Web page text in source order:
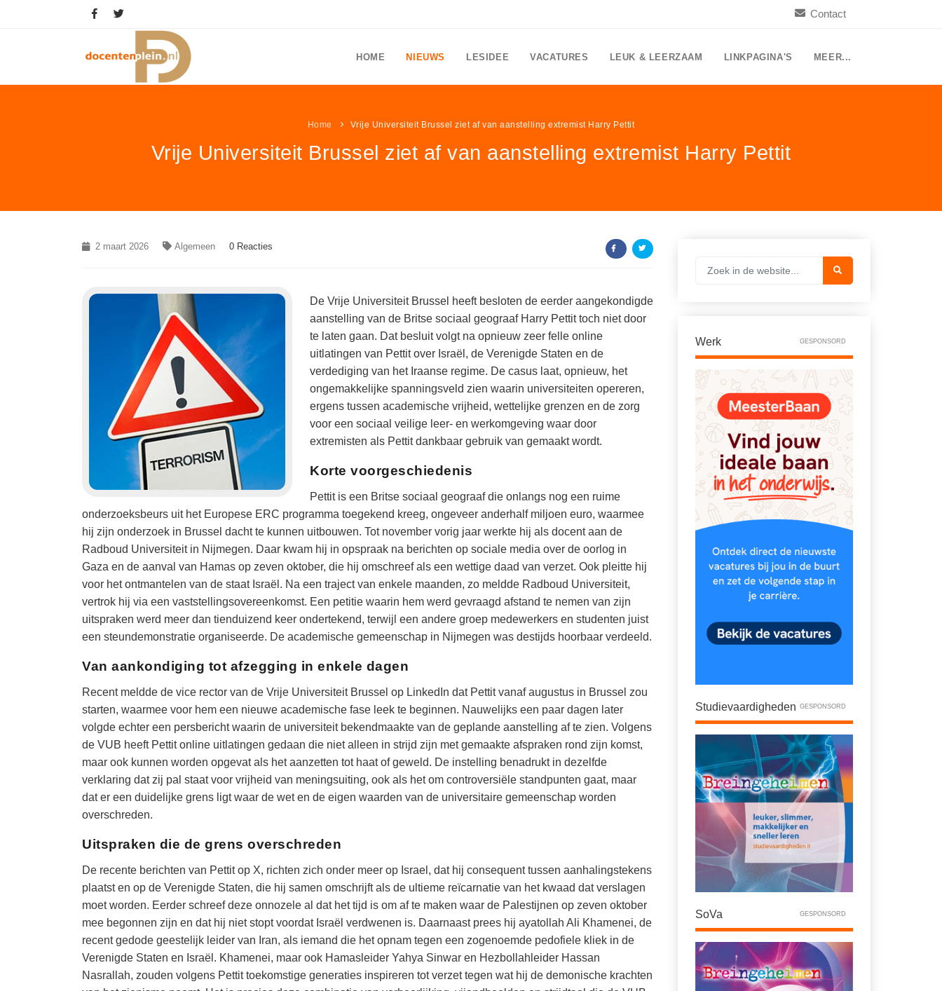
Contact
HOME NIEUWS LESIDEE VACATURES LEUK & LEERZAAM LINKPAGINA'S MEER...
Home Vrije Universiteit Brussel ziet af van aanstelling extremist Harry Pettit
Vrije Universiteit Brussel ziet af van aanstelling extremist Harry Pettit
2 maart 2026 Algemeen 0 Reacties
De Vrije Universiteit Brussel heeft besloten de eerder aangekondigde
aanstelling van de Britse sociaal geograaf Harry Pettit toch niet door
te laten gaan. Dat besluit volgt na opnieuw zeer felle online
uitlatingen van Pettit over Israël, de Verenigde Staten en de
verdediging van het Iraanse regime. De casus laat, opnieuw, het
ongemakkelijke spanningsveld zien waarin universiteiten opereren,
ergens tussen academische vrijheid, wettelijke grenzen en de zorg
voor een sociaal veilige leer- en werkomgeving waar door
extremisten als Pettit dankbaar gebruik van gemaakt wordt.
Korte voorgeschiedenis
Pettit is een Britse sociaal geograaf die onlangs nog een ruime
onderzoeksbeurs uit het Europese ERC programma toegekend kreeg, ongeveer anderhalf miljoen euro, waarmee
hij zijn onderzoek in Brussel dacht te kunnen uitbouwen. Tot november vorig jaar werkte hij als docent aan de
Radboud Universiteit in Nijmegen. Daar kwam hij in opspraak na berichten op sociale media over de oorlog in
Gaza en de aanval van Hamas op zeven oktober, die hij omschreef als een wettige daad van verzet. Ook pleitte hij
voor het ontmantelen van de staat Israël. Na een traject van enkele maanden, zo meldde Radboud Universiteit,
vertrok hij via een vaststellingsovereenkomst. Een petitie waarin hem werd gevraagd afstand te nemen van zijn
uitspraken werd meer dan tienduizend keer ondertekend, terwijl een andere groep medewerkers en studenten juist
een steundemonstratie organiseerde. De academische gemeenschap in Nijmegen was destijds hoorbaar verdeeld.
Van aankondiging tot afzegging in enkele dagen
Recent meldde de vice rector van de Vrije Universiteit Brussel op LinkedIn dat Pettit vanaf augustus in Brussel zou
starten, waarmee voor hem een nieuwe academische fase leek te beginnen. Nauwelijks een paar dagen later
volgde echter een persbericht waarin de universiteit bekendmaakte van de geplande aanstelling af te zien. Volgens
de VUB heeft Pettit online uitlatingen gedaan die niet alleen in strijd zijn met gemaakte afspraken rond zijn komst,
maar ook kunnen worden opgevat als het aanzetten tot haat of geweld. De instelling benadrukt in dezelfde
verklaring dat zij pal staat voor vrijheid van meningsuiting, ook als het om controversiële standpunten gaat, maar
dat er een duidelijke grens ligt waar de wet en de eigen waarden van de universitaire gemeenschap worden
overschreden.
Uitspraken die de grens overschreden
De recente berichten van Pettit op X, richten zich onder meer op Israel, dat hij consequent tussen aanhalingstekens
plaatst en op de Verenigde Staten, die hij samen omschrijft als de ultieme reïcarnatie van het kwaad dat verslagen
moet worden. Eerder schreef deze onnozele al dat het tijd is om af te maken waar de Palestijnen op zeven oktober
mee begonnen zijn en dat hij niet stopt voordat Israël verdwenen is. Daarnaast prees hij ayatollah Ali Khamenei, de
recent gedode geestelijk leider van Iran, als iemand die het opnam tegen een zogenoemde pedofiele kliek in de
Verenigde Staten en Israël. Khamenei, maar ook Hamasleider Yahya Sinwar en Hezbollahleider Hassan
Nasrallah, zouden volgens Pettit toekomstige generaties inspireren tot verzet tegen wat hij de demonische krachten
Werk GESPONSORD
Studievaardigheden GESPONSORD
SoVa GESPONSORD